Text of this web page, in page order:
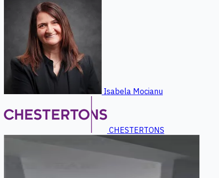
Isabela Mocianu
CHESTERTONS